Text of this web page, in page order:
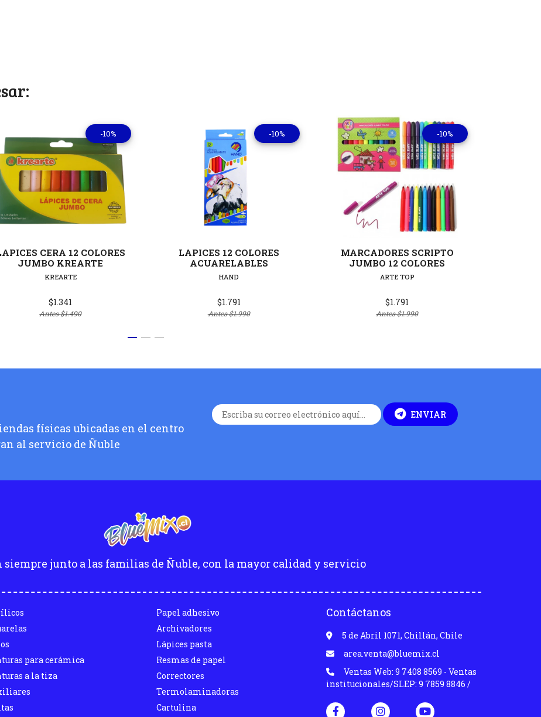
-10%
CERA 12 COLORES
JUMBO KREARTE
KREARTE
Ver detalles
$1.341
Antes$1.490
-10%
LAPICES 12 COLORES
ACUARELABLES
HAND
Ver detalles
$1.791
Antes$1.990
-10%
MARCADORES SCRIPTO
JUMBO 12 COLORES
ARTE TOP
Ver detalles
$1.791
Antes$1.990
físicas ubicadas en el centro
al servicio de Ñuble
ENVIAR
siempre junto a las familias de Ñuble, con la mayor calidad y servicio
para cerámica
a la tiza
Papel adhesivo
Archivadores
Lápices pasta
Resmas de papel
Correctores
Termolaminadoras
Cartulina
Contáctanos
5 de Abril 1071, Chillán, Chile
area.venta@bluemix.cl
Ventas Web: 9 7408 8569 - Ventas
institucionales/SLEP: 9 7859 8846 /